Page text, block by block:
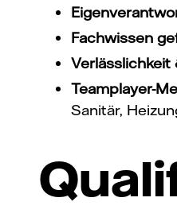
Fachwissen
Verlässlichkeit
Teamplayer-
Sanitär,